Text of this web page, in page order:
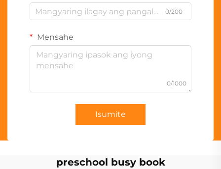
0/200
Mensahe
0/1000
Isumite
preschool busy book